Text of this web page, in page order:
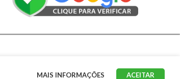
MAIS INFORMAÇÕES ACEITAR